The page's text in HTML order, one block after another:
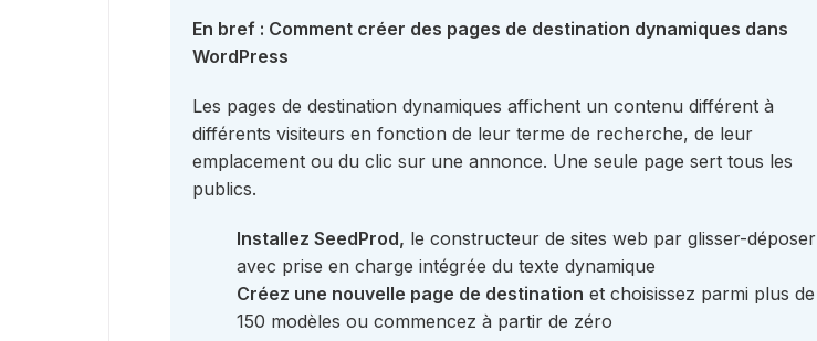
En bref : Comment créer des pages de destination dynamiques dans
WordPress
Les pages de destination dynamiques affichent un contenu différent à
différents visiteurs en fonction de leur terme de recherche, de leur
emplacement ou du clic sur une annonce. Une seule page sert tous les
publics.
Installez SeedProd, le constructeur de sites web par glisser-déposer
avec prise en charge intégrée du texte dynamique
Créez une nouvelle page de destination et choisissez parmi plus de
150 modèles ou commencez à partir de zéro